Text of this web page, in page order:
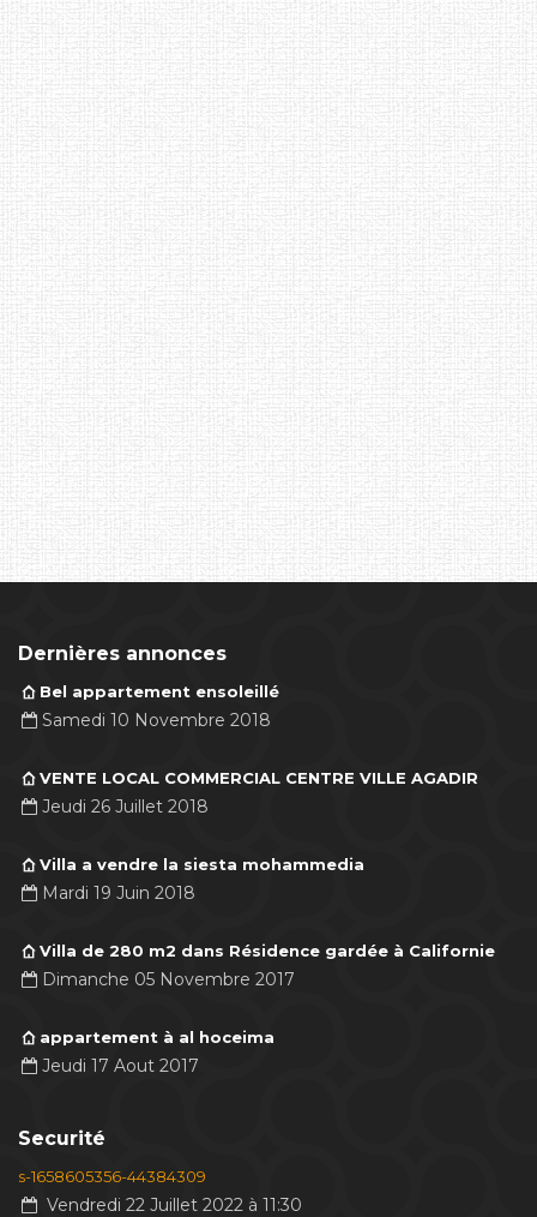
Dernières annonces
Bel appartement ensoleillé
Samedi 10 Novembre 2018
VENTE LOCAL COMMERCIAL CENTRE VILLE AGADIR
Jeudi 26 Juillet 2018
Villa a vendre la siesta mohammedia
Mardi 19 Juin 2018
Villa de 280 m2 dans Résidence gardée à Californie
Dimanche 05 Novembre 2017
appartement à al hoceima
Jeudi 17 Aout 2017
Securité
s-1658605356-44384309
Vendredi 22 Juillet 2022 à 11:30